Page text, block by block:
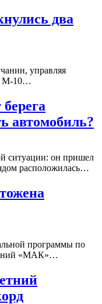
два
управляя
М-10…
автомобиль?
ситуации: он пришел
расположилась…
программы по
«МАК»…